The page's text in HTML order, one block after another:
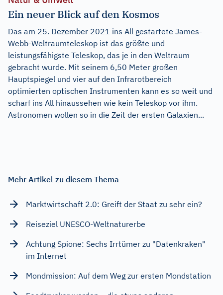
Ein neuer Blick auf den Kosmos
Das am 25. Dezember 2021 ins All gestartete James-
Webb-Weltraumteleskop ist das größte und
leistungsfähigste Teleskop, das je in den Weltraum
gebracht wurde. Mit seinem 6,50 Meter großen
Hauptspiegel und vier auf den Infrarotbereich
optimierten optischen Instrumenten kann es so weit und
scharf ins All hinaussehen wie kein Teleskop vor ihm.
Astronomen wollen so in die Zeit der ersten Galaxien...
Mehr Artikel zu diesem Thema
Marktwirtschaft 2.0: Greift der Staat zu sehr ein?
Reiseziel UNESCO-Weltnaturerbe
Achtung Spione: Sechs Irrtümer zu "Datenkraken"
im Internet
Mondmission: Auf dem Weg zur ersten Mondstation